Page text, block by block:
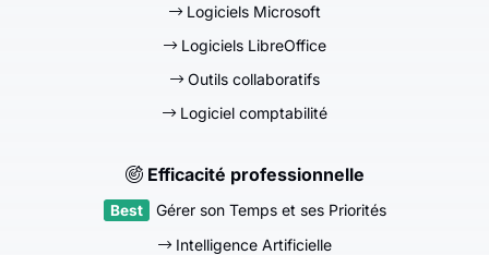
Logiciels Microsoft
Logiciels LibreOffice
Outils collaboratifs
Logiciel comptabilité
Efficacité professionnelle
Gérer son Temps et ses Priorités
Intelligence Artificielle